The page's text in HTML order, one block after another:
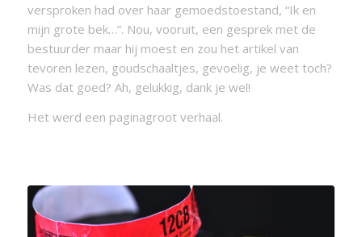
versproken had over haar gemoedstoestand, “Ik en
mijn grote bek…”. Nou, vooruit, een gesprek met de
bestuurder maar hij moest en zou het artikel van
tevoren lezen, goudschaaltjes, gevoelig, je weet toch?
Was dat goed? Ah, gelukkig, dank je wel!
Het werd een paginagroot verhaal.